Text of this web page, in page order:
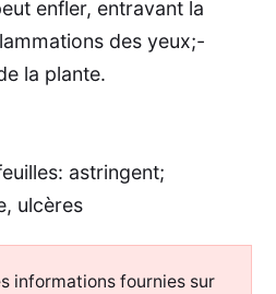
enfler, entravant la
des yeux;-
la plante.
astringent;
ulcères
informations fournies sur